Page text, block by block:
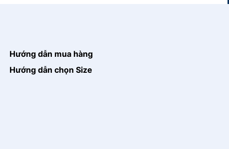
Hướng dẫn mua hàng
Hướng dẫn chọn Size